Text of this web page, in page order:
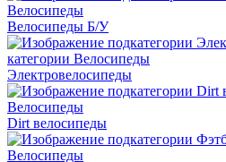
Велосипеды Б/У
Электровелосипеды
Dirt велосипеды